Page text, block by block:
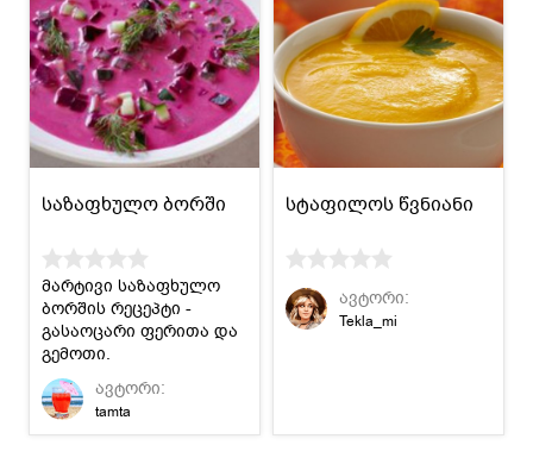
საზაფხულო ბორში
მარტივი საზაფხულო
ბორშის რეცეპტი -
გასაოცარი ფერითა და
გემოთი.
ავტორი:
tamta
სტაფილოს წვნიანი
ავტორი:
Tekla_mi